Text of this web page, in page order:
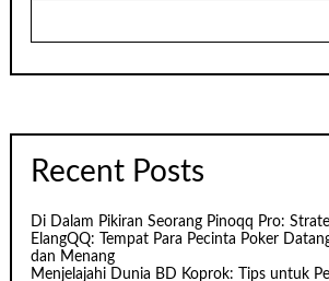
Recent Posts
Di Dalam Pikiran Seorang Pinoqq Pro:
ElangQQ: Tempat Para Pecinta Poker
dan Menang
Menjelajahi Dunia BD Koprok: Tips untuk